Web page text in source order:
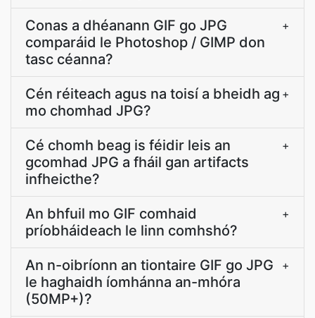
Conas a dhéanann GIF go JPG
comparáid le Photoshop / GIMP don
tasc céanna?
+
Cén réiteach agus na toisí a bheidh ag
mo chomhad JPG?
+
Cé chomh beag is féidir leis an
gcomhad JPG a fháil gan artifacts
infheicthe?
+
An bhfuil mo GIF comhaid
príobháideach le linn comhshó?
+
An n-oibríonn an tiontaire GIF go JPG
le haghaidh íomhánna an-mhóra
(50MP+)?
+